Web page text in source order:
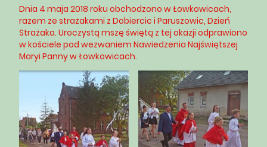
Dnia 4 maja 2018 roku obchodzono w Łowkowicach,
razem ze strażakami z Dobiercic i Paruszowic, Dzień
Strażaka. Uroczystą mszę świętą z tej okazji odprawiono
w kościele pod wezwaniem Nawiedzenia Najświętszej
Maryi Panny w Łowkowicach.